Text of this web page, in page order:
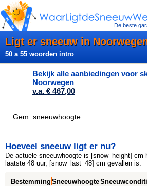
De beste
Ligt er sneeuw in
50 a 55 woorden intro
Bekijk alle aanbiedingen voor
Noorwegen
v.a. € 467,00
Gem. sneeuwhoogte
Hoeveel sneeuw ligt er nu?
De actuele sneeuwhoogte is [snow_height] cm
laatste 48 uur, [snow_last_48] cm gevallen is.
Bestemming Sneeuwhoogte